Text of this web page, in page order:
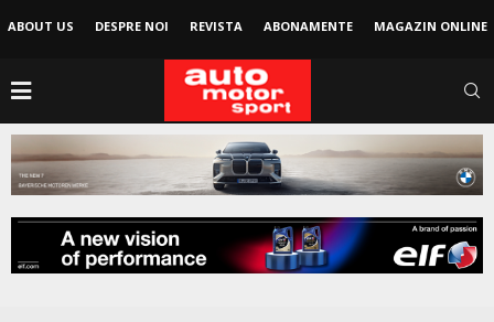
ABOUT US DESPRE NOI REVISTA ABONAMENTE MAGAZIN ONLINE